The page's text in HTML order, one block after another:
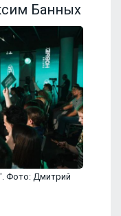
Банных
Фото: Дмитрий